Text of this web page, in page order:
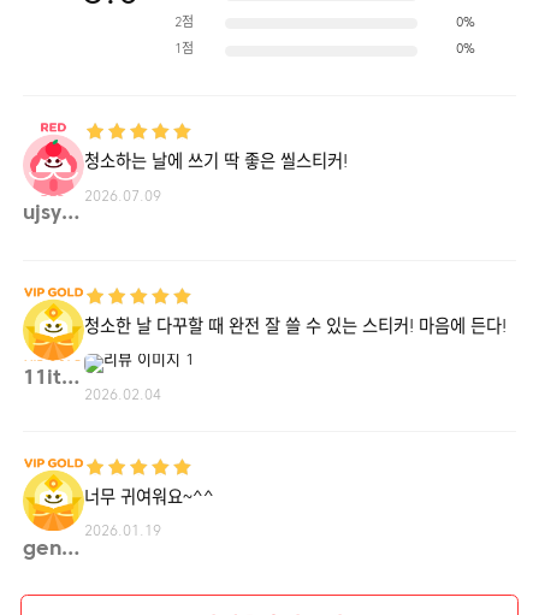
2점 0%
1점 0%
ujsyn**
청소하는 날에 쓰기 딱 좋은 씰스티커!
2026.07.09
11itw**
청소한 날 다꾸할 때 완전 잘 쓸 수 있는 스티커! 마음에 든다!
2026.02.04
genie**
너무 귀여워요~^^
2026.01.19